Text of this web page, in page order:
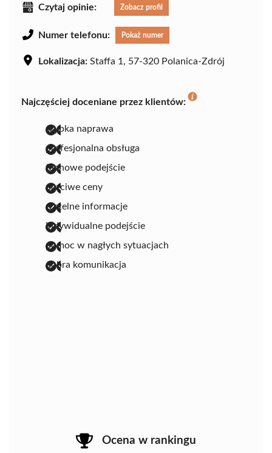
Czytaj opinie: Zobacz profil
Numer telefonu: Pokaż numer
Lokalizacja: Staffa 1, 57-320 Polanica-Zdrój
Najczęściej doceniane przez klientów:
szybka naprawa
profesjonalna obsługa
fachowe podejście
uczciwe ceny
rzetelne informacje
indywidualne podejście
pomoc w nagłych sytuacjach
dobra komunikacja
Ocena w rankingu